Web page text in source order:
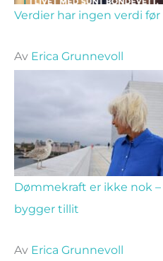
Verdier har ingen verdi
Av Erica Grunnevoll
Dømmekraft er ikke nok
bygger tillit
Av Erica Grunnevoll